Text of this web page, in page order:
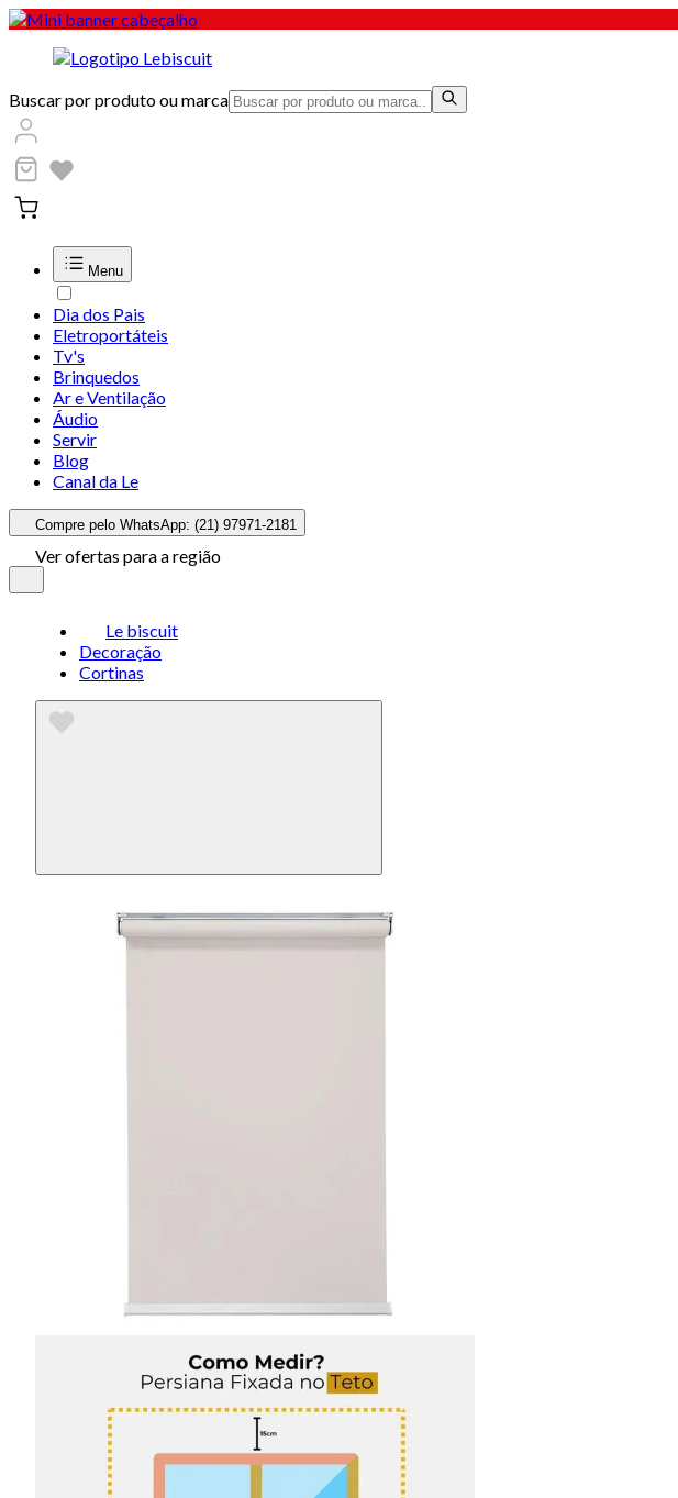
Buscar por produto ou marca
Menu
Dia dos Pais
Eletroportáteis
Tv's
Brinquedos
Ar e Ventilação
Áudio
Servir
Blog
Canal da Le
Compre pelo WhatsApp: (21) 97971-2181
Ver ofertas para a região
Le biscuit
Decoração
Cortinas